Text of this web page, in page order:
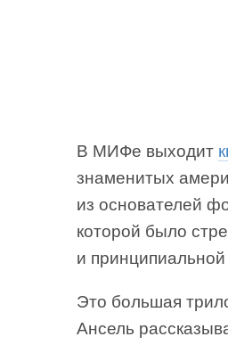
В МИФе выходит
знаменитых
из основателей
которой было
и
Это большая
Ансель